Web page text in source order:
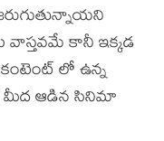
కానీ ఇక్కడ
లో ఉన్న
మీద ఆడిన సినిమా